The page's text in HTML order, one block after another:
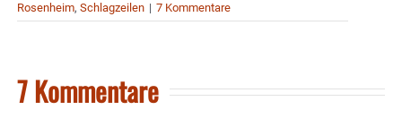
Rosenheim, Schlagzeilen | 7 Kommentare
7 Kommentare